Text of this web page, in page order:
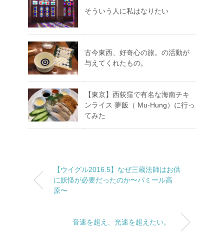
そういう人に私はなりたい
古今東西、好奇心の旅。の活動が
与えてくれたもの。
【東京】西荻窪で有名な海南チキ
ンライス 夢飯（ Mu-Hung）に行っ
てみた
【ウイグル2016.5】なぜ三蔵法師はお供
に妖怪が必要だったのか〜パミール高
原〜
音速を超え、光速を超えたい。